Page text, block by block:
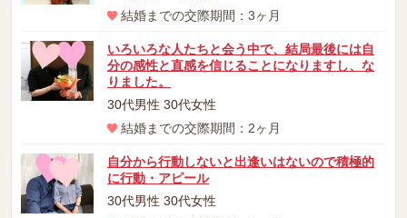
結婚までの交際期間：3ヶ月
いろいろな人たちと会う中で、結局最後には自
分の感性と直感を信じることになりますし、な
りました。
30代男性 30代女性
結婚までの交際期間：2ヶ月
自分から行動しないと出逢いはないので積極的
に行動・アピール
30代男性 30代女性